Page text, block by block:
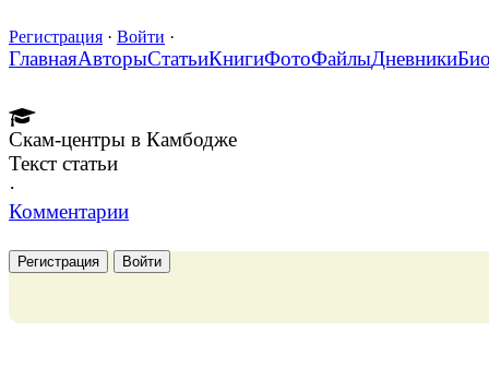
Регистрация · Войти ·
ГлавнаяАвторыСтатьиКнигиФотоФайлыДневники
Скам-центры в Камбодже
Текст статьи
·
Комментарии
Регистрация Войти